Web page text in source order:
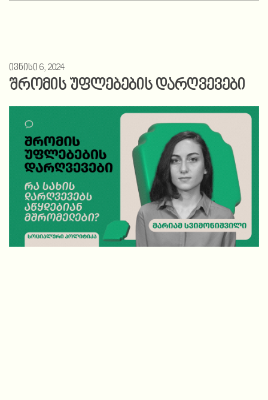
ივნისი 6, 2024
შრომის უფლებების დარღვევები